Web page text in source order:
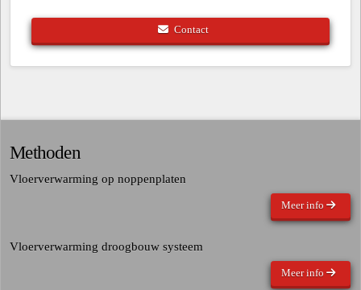
Contact
Methoden
Vloerverwarming op noppenplaten
Meer info
Vloerverwarming droogbouw systeem
Meer info